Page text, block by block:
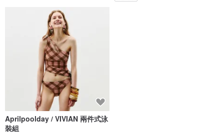
Aprilpoolday / VIVIAN 兩件式泳
裝組